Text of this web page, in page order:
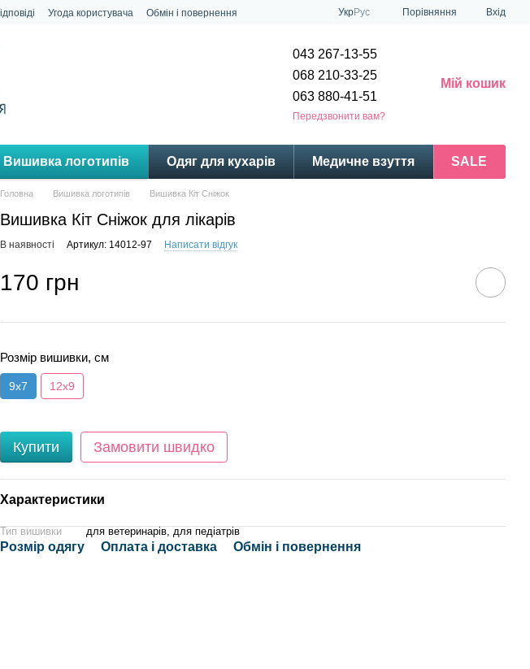
Угода користувача
Обмін і повернення
УкрРус Порівняння Вхід
043 267-13-55
068 210-33-25
063 880-41-51
Передзвонити вам?
Мій кошик
Вишивка логотипів Одяг для кухарів Медичне взуття SALE
Головна Вишивка логотипів Вишивка Кіт Сніжок
Вишивка Кіт Сніжок для лікарів
В наявності Артикул: 14012-97 Написати відгук
170 грн
Розмір вишивки, см
9x7 12x9
Купити Замовити швидко
Характеристики
Тип вишивки для ветеринарів, для педіатрів
Розмір одягу Оплата і доставка Обмін і повернення